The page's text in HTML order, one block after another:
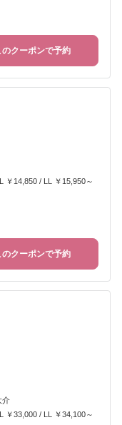
のクーポンで予約
￥14,850 / LL ￥15,950～
のクーポンで予約
介
￥33,000 / LL ￥34,100～